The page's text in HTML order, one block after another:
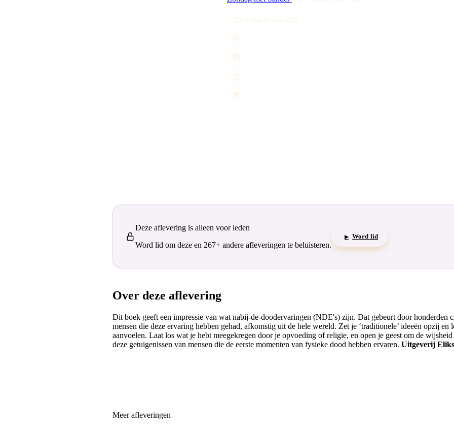
Deze aflevering is alleen voor leden
Word lid om deze en 267+ andere afleveringen te beluisteren.
▶ Word lid
Over deze aflevering
Dit boek geeft een impressie van wat nabij-de-doodervaringen (NDE's) zijn. Dat gebeurt door honderden
mensen die deze ervaring hebben gehad, afkomstig uit de hele wereld. Zet je ‘traditionele’ ideeën opzij en
aanvoelen. Laat los wat je hebt meegekregen door je opvoeding of religie, en open je geest om de
deze getuigenissen van mensen die de eerste momenten van fysieke dood hebben ervaren. Uitgeverij
Meer afleveringen